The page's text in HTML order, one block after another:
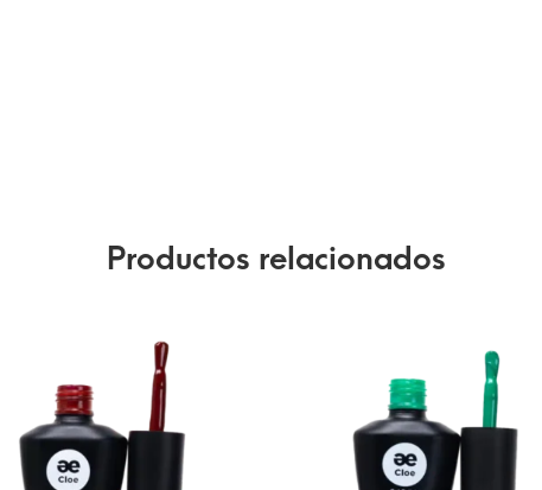
Productos relacionados